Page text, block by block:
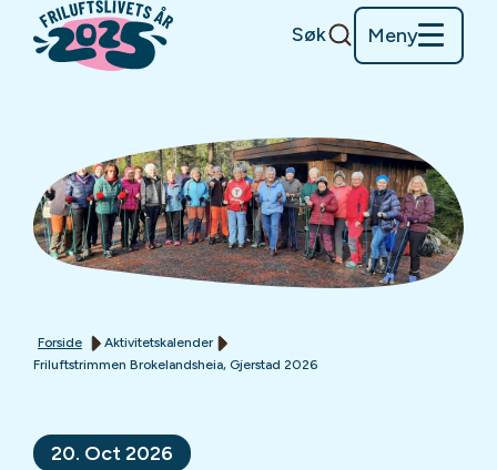
Søk Meny
Forside
Aktivitetskalender
Friluftstrimmen Brokelandsheia, Gjerstad 2026
20. Oct 2026